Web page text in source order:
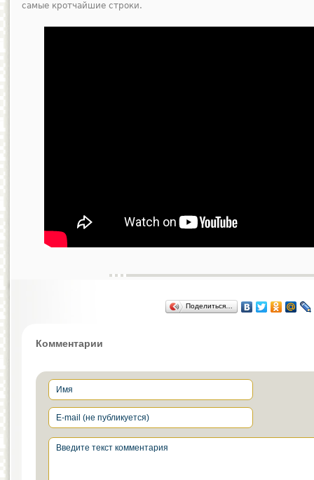
самые кротчайшие строки.
Поделиться…
Комментарии